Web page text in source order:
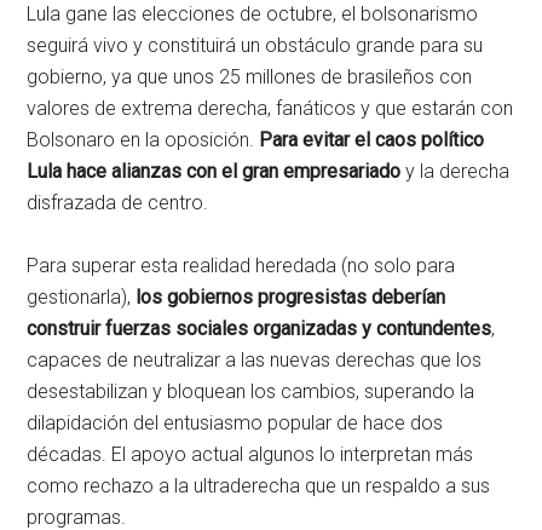
Lula gane las elecciones de octubre, el bolsonarismo
seguirá vivo y constituirá un obstáculo grande para su
gobierno, ya que unos 25 millones de brasileños con
valores de extrema derecha, fanáticos y que estarán con
Bolsonaro en la oposición. Para evitar el caos político
Lula hace alianzas con el gran empresariado y la derecha
disfrazada de centro.
Para superar esta realidad heredada (no solo para
gestionarla), los gobiernos progresistas deberían
construir fuerzas sociales organizadas y contundentes,
capaces de neutralizar a las nuevas derechas que los
desestabilizan y bloquean los cambios, superando la
dilapidación del entusiasmo popular de hace dos
décadas. El apoyo actual algunos lo interpretan más
como rechazo a la ultraderecha que un respaldo a sus
programas.